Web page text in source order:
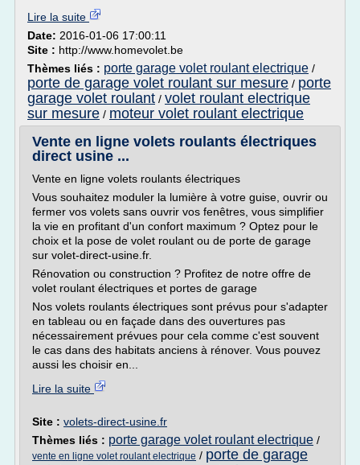
Lire la suite
Date: 2016-01-06 17:00:11
Site : http://www.homevolet.be
Thèmes liés : porte garage volet roulant electrique /
porte de garage volet roulant sur mesure / porte
garage volet roulant / volet roulant electrique
sur mesure / moteur volet roulant electrique
Vente en ligne volets roulants électriques
direct usine ...
Vente en ligne volets roulants électriques
Vous souhaitez moduler la lumière à votre guise, ouvrir ou
fermer vos volets sans ouvrir vos fenêtres, vous simplifier
la vie en profitant d'un confort maximum ? Optez pour le
choix et la pose de volet roulant ou de porte de garage
sur volet-direct-usine.fr.
Rénovation ou construction ? Profitez de notre offre de
volet roulant électriques et portes de garage
Nos volets roulants électriques sont prévus pour s'adapter
en tableau ou en façade dans des ouvertures pas
nécessairement prévues pour cela comme c'est souvent
le cas dans des habitats anciens à rénover. Vous pouvez
aussi les choisir en...
Lire la suite
Site : volets-direct-usine.fr
Thèmes liés : porte garage volet roulant electrique /
vente en ligne volet roulant electrique / porte de garage